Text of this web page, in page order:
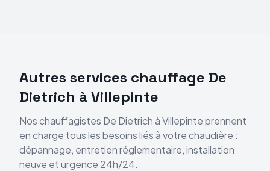
Autres services chauffage De
Dietrich à Villepinte
Nos chauffagistes De DietrichàVillepinteprennent
en charge tous les besoins liés à votre chaudière :
dépannage, entretien réglementaire, installation
neuve et urgence 24h/24.